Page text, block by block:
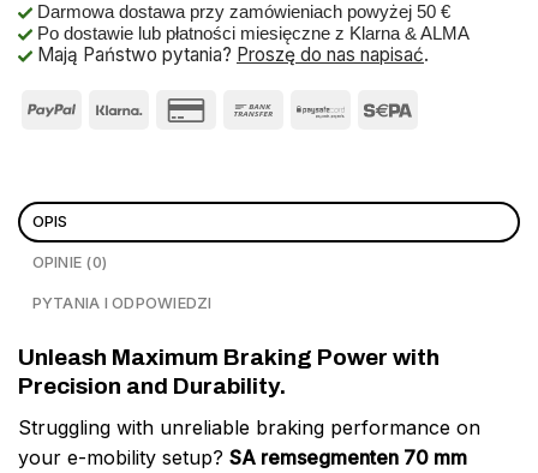
Darmowa dostawa przy zamówieniach powyżej 50 €
Po dostawie lub płatności miesięczne z Klarna & ALMA
Mają Państwo pytania? Proszę do nas napisać.
OPIS
OPINIE (0)
PYTANIA I ODPOWIEDZI
Unleash Maximum Braking Power with
Precision and Durability.
Struggling with unreliable braking performance on
your e-mobility setup? SA remsegmenten 70 mm